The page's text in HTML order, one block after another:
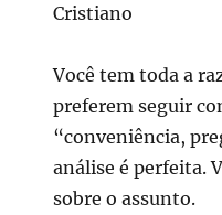
Cristiano
Você tem toda a
preferem seguir
“conveniência,
análise é perfeita.
sobre o assunto.